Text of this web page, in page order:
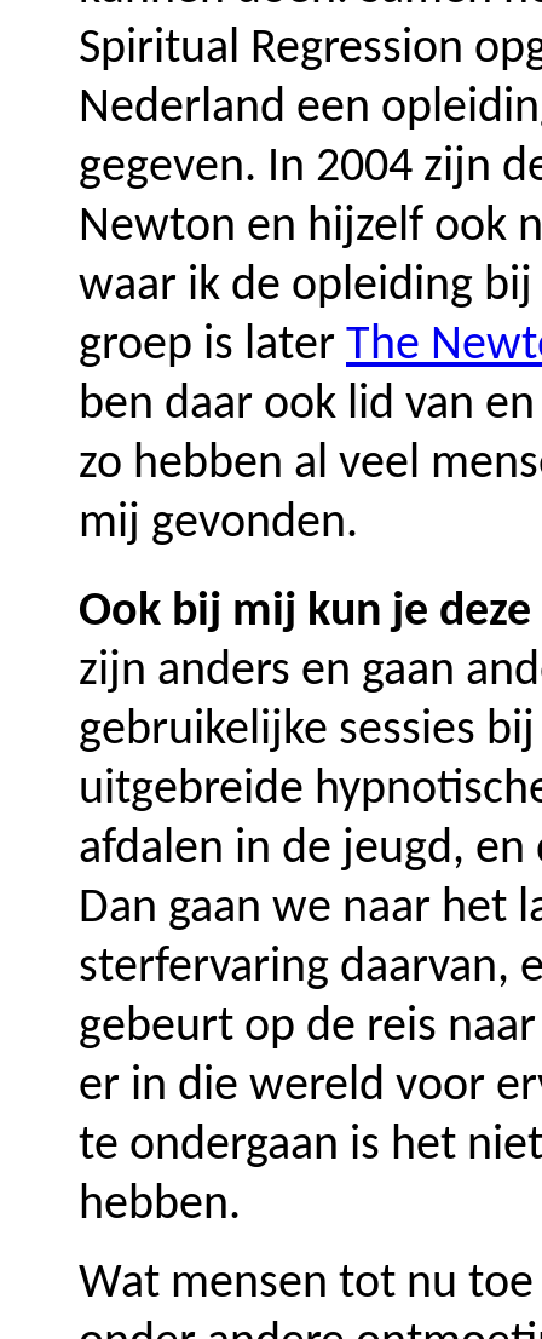
Spiritual Regression
Nederland een
gegeven. In 2004 zijn
Newton en hijzelf ook
waar ik de opleiding
groep is later The
ben daar ook lid van
zo hebben al veel
mij gevonden.
Ook bij mij kun je deze
zijn anders en gaan
gebruikelijke sessies
uitgebreide
afdalen in de jeugd,
Dan gaan we naar het
sterfervaring daarvan,
gebeurt op de reis
er in die wereld voor
te ondergaan is het
hebben.
Wat mensen tot nu